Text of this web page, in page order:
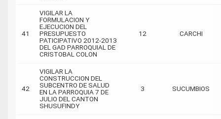
41
VIGILAR LA
FORMULACION Y
EJECUCION DEL
PRESUPUESTO
PATICIPATIVO 2012-2013
DEL GAD PARROQUIAL DE
CRISTOBAL COLON
12 CARCHI
42
VIGILAR LA
CONSTRUCCION DEL
SUBCENTRO DE SALUD
EN LA PARROQUIA 7 DE
JULIO DEL CANTON
SHUSUFINDY
3 SUCUMBIOS